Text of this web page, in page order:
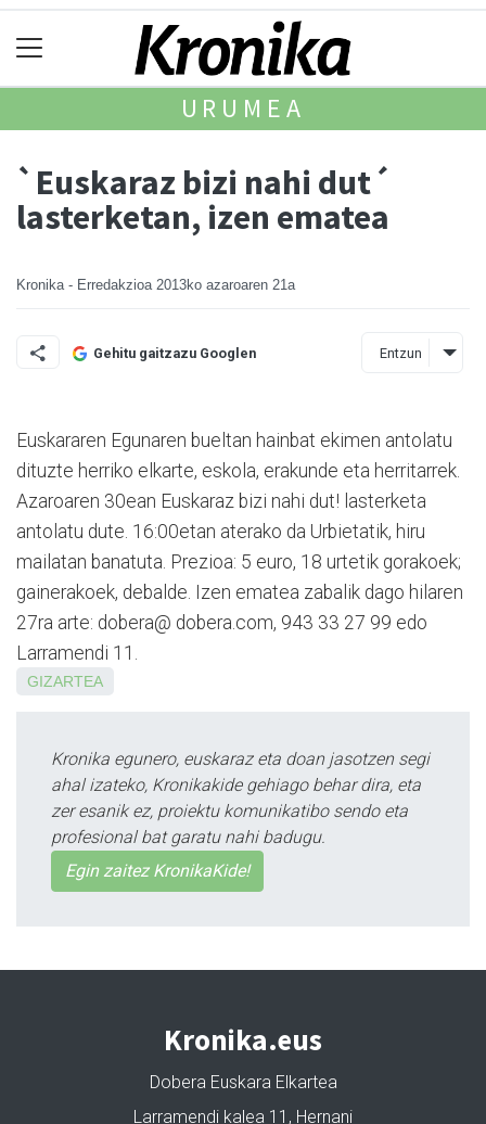
URUMEA
`Euskaraz bizi nahi dut´
lasterketan, izen ematea
Kronika - Erredakzioa 2013ko azaroaren 21a
Gehitu gaitzazu Googlen Entzun
Euskararen Egunaren bueltan hainbat ekimen antolatu
di­tuz­te herriko elkarte, eskola, erakunde eta herritarrek.
Aza­roa­ren 30ean Euskaraz bizi nahi dut! lasterketa
antolatu dute. 16:00etan aterako da Urbie­tatik, hiru
mailatan ba­natuta. Prezioa: 5 euro, 18 urtetik go­rakoek;
gainerakoek, debalde. Izen ematea zabalik dago hilaren
27ra arte: dobera@ dobera.com, 943 33 27 99 edo
Larramendi 11.
GIZARTEA
Kronika egunero, euskaraz eta doan jasotzen segi
ahal izateko, Kronikakide gehiago behar dira, eta
zer esanik ez, proiektu komunikatibo sendo eta
profesional bat garatu nahi badugu.
Egin zaitez KronikaKide!
Kronika.eus
Dobera Euskara Elkartea
Larramendi kalea 11, Hernani